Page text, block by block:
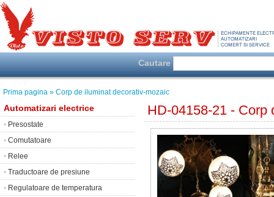
Cautare
Prima pagina » Corp de iluminat decorativ-mozaic
Automatizari electrice
• Presostate
• Comutatoare
• Relee
• Traductoare de presiune
• Regulatoare de temperatura
HD-04158-21 - Corp